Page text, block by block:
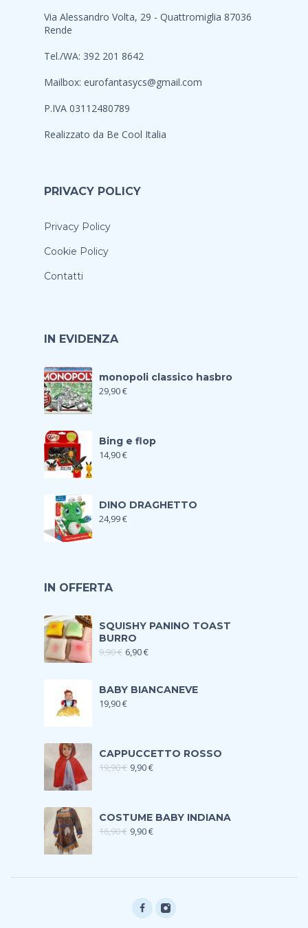
Via Alessandro Volta, 29 - Quattromiglia 87036
Rende
Tel./WA: 392 201 8642
Mailbox: eurofantasycs@gmail.com
P.IVA 03112480789
Realizzato da Be Cool Italia
PRIVACY POLICY
Privacy Policy
Cookie Policy
Contatti
IN EVIDENZA
monopoli classico hasbro
29,90€
Bing e flop
14,90€
DINO DRAGHETTO
24,99€
IN OFFERTA
SQUISHY PANINO TOAST
BURRO
9,90€ 6,90€
BABY BIANCANEVE
19,90€
CAPPUCCETTO ROSSO
19,90€ 9,90€
COSTUME BABY INDIANA
16,90€ 9,90€